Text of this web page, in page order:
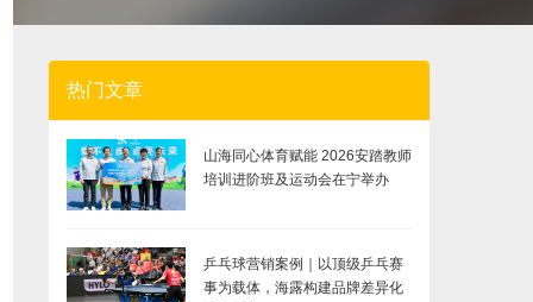
热门文章
山海同心体育赋能 2026安踏教师
培训进阶班及运动会在宁举办
乒乓球营销案例｜以顶级乒乓赛
事为载体，海露构建品牌差异化